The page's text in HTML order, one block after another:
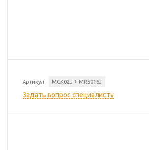
Артикул MCK02J + MRS016J
Задать вопрос специалисту